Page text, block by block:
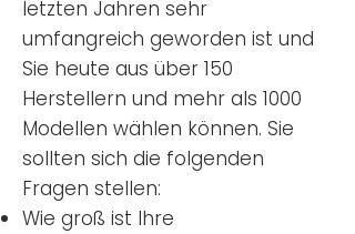
letzten Jahren sehr
umfangreich geworden ist und
Sie heute aus über 150
Herstellern und mehr als 1000
Modellen wählen können. Sie
sollten sich die folgenden
Fragen stellen:
Wie groß ist Ihre